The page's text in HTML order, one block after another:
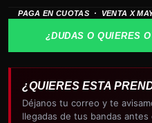
n
cantidad
PAGA EN CUOTAS · VENTA X
¿DUDAS O QUIERES
¿QUIERES ESTA
Déjanos tu correo y te
llegadas de tus bandas antes